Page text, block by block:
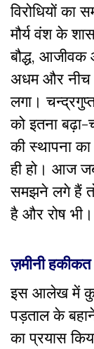
विरोधियों का
मौर्य वंश के
बौद्ध, आजीवक
अधम और नीच
लगा।
को इतना बढ़ा-
की स्थापना
ही हो। आज
समझने लगे हैं
है और रोष भी।
ज़मीनी हकीकत
इस आलेख में
पड़ताल के
का प्रयास